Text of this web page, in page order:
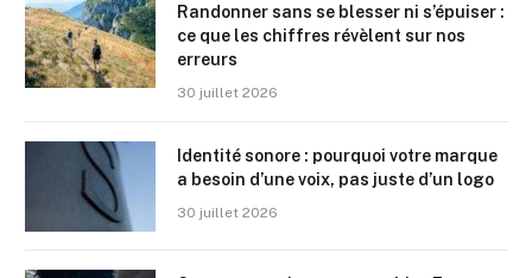
Randonner sans se blesser ni s’épuiser :
ce que les chiffres révèlent sur nos
erreurs
30 juillet 2026
Identité sonore : pourquoi votre marque
a besoin d’une voix, pas juste d’un logo
30 juillet 2026